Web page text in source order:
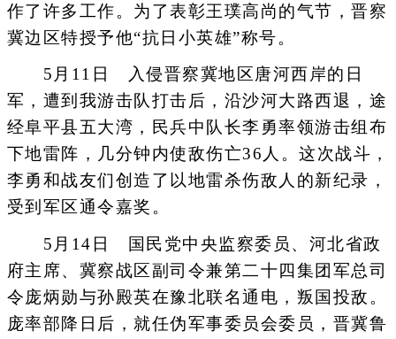
作了许多工作。为了表彰王璞高尚的气节，晋察
冀边区特授予他“抗日小英雄”称号。
5月11日 入侵晋察冀地区唐河西岸的日
军，遭到我游击队打击后，沿沙河大路西退，途
经阜平县五大湾，民兵中队长李勇率领游击组布
下地雷阵，几分钟内使敌伤亡36人。这次战斗，
李勇和战友们创造了以地雷杀伤敌人的新纪录，
受到军区通令嘉奖。
5月14日 国民党中央监察委员、河北省政
府主席、冀察战区副司令兼第二十四集团军总司
令庞炳勋与孙殿英在豫北联名通电，叛国投敌。
庞率部降日后，就任伪军事委员会委员，晋冀鲁